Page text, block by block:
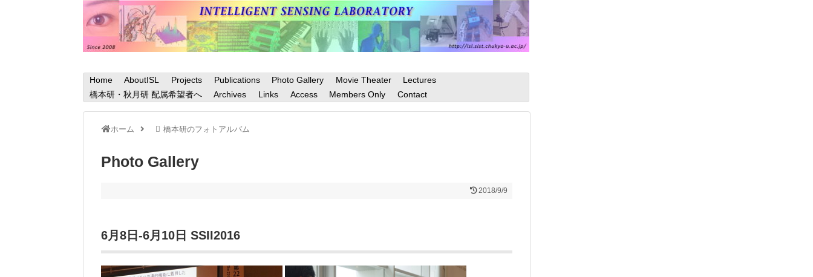
Home AboutISL Projects Publications Photo Gallery Movie Theater
Lectures
橋本研・秋月研 配属希望者へ
Archives Links Access Members Only Contact
ホーム 橋本研のフォトアルバム
Photo Gallery
2018/9/9
6月8日-6月10日 SSII2016